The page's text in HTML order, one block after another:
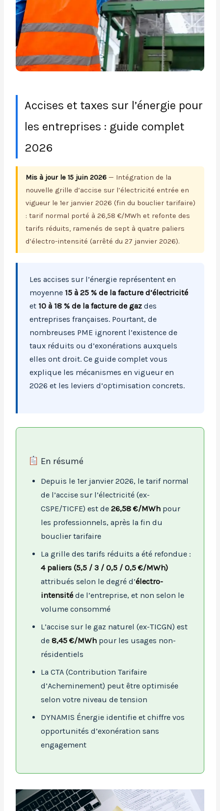
Accises et taxes sur l’énergie pour
les entreprises : guide complet
2026
Mis à jour le 15 juin 2026 — Intégration de la
nouvelle grille d’accise sur l’électricité entrée en
vigueur le 1er janvier 2026 (fin du bouclier tarifaire)
: tarif normal porté à 26,58 €/MWh et refonte des
tarifs réduits, ramenés de sept à quatre paliers
d’électro-intensité (arrêté du 27 janvier 2026).
Les accises sur l’énergie représentent en
moyenne 15 à 25 % de la facture d’électricité
et 10 à 18 % de la facture de gaz des
entreprises françaises. Pourtant, de
nombreuses PME ignorent l’existence de
taux réduits ou d’exonérations auxquels
elles ont droit. Ce guide complet vous
explique les mécanismes en vigueur en
2026 et les leviers d’optimisation concrets.
En résumé
Depuis le 1er janvier 2026, le tarif normal
de l’accise sur l’électricité (ex-
CSPE/TICFE) est de26,58 €/MWh pour
les professionnels, après la fin du
bouclier tarifaire
La grille des tarifs réduits a été refondue :
4 paliers (5,5 / 3 / 0,5 / 0,5 €/MWh)
attribués selon le degré d’électro-
intensité de l’entreprise, et non selon le
volume consommé
L’accise sur le gaz naturel (ex-TICGN) est
de8,45 €/MWh pour les usages non-
résidentiels
La CTA (Contribution Tarifaire
d’Acheminement) peut être optimisée
selon votre niveau de tension
DYNAMIS Énergie identifie et chiffre vos
opportunités d’exonération sans
engagement